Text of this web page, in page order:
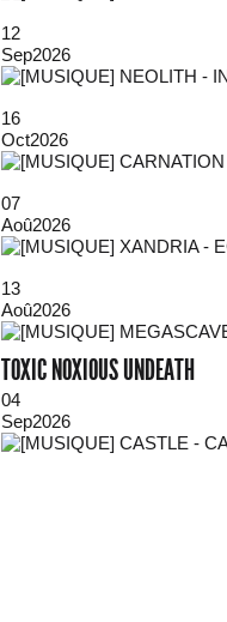
12
Sep2026
16
Oct2026
07
Aoû2026
13
Aoû2026
TOXIC NOXIOUS UNDEATH
04
Sep2026